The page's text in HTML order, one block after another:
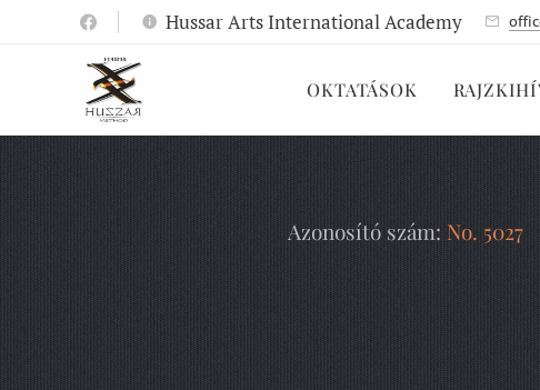
Hussar Arts International Academy
OKTATÁSOK
Azonosító szám: No. 5027